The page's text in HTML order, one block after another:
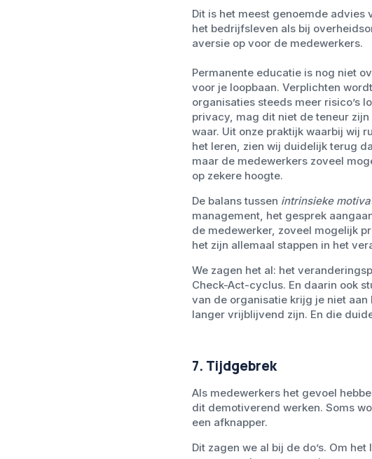
Dit is het meest genoemde
het bedrijfsleven als bij
aversie op voor de medewerkers.
Permanente educatie is nog niet
voor je loopbaan. Verplichten
organisaties steeds meer risico’s
privacy, mag dit niet de teneur
waar. Uit onze praktijk waarbij wij
het leren, zien wij duidelijk terug
maar de medewerkers zoveel
op zekere hoogte.
De balans tussen intrinsieke
management, het gesprek
de medewerker, zoveel mogelijk
het zijn allemaal stappen in het
We zagen het al: het
Check-Act-cyclus. En daarin ook
van de organisatie krijg je niet
langer vrijblijvend zijn. En die
7. Tijdgebrek
Als medewerkers het gevoel
dit demotiverend werken. Soms
een afknapper.
Dit zagen we al bij de do’s. Om